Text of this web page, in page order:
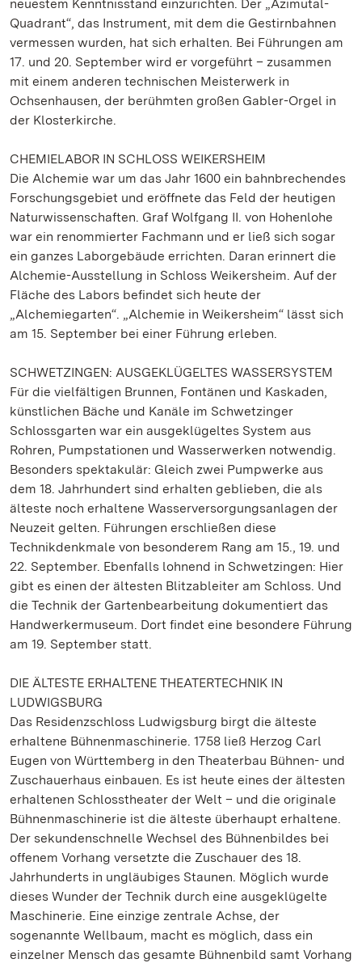
neuestem Kenntnisstand einzurichten. Der „Azimutal-
Quadrant“, das Instrument, mit dem die Gestirnbahnen
vermessen wurden, hat sich erhalten. Bei Führungen am
17. und 20. September wird er vorgeführt – zusammen
mit einem anderen technischen Meisterwerk in
Ochsenhausen, der berühmten großen Gabler-Orgel in
der Klosterkirche.
CHEMIELABOR IN SCHLOSS WEIKERSHEIM
Die Alchemie war um das Jahr 1600 ein bahnbrechendes
Forschungsgebiet und eröffnete das Feld der heutigen
Naturwissenschaften. Graf Wolfgang II. von Hohenlohe
war ein renommierter Fachmann und er ließ sich sogar
ein ganzes Laborgebäude errichten. Daran erinnert die
Alchemie-Ausstellung in Schloss Weikersheim. Auf der
Fläche des Labors befindet sich heute der
„Alchemiegarten“. „Alchemie in Weikersheim“ lässt sich
am 15. September bei einer Führung erleben.
SCHWETZINGEN: AUSGEKLÜGELTES WASSERSYSTEM
Für die vielfältigen Brunnen, Fontänen und Kaskaden,
künstlichen Bäche und Kanäle im Schwetzinger
Schlossgarten war ein ausgeklügeltes System aus
Rohren, Pumpstationen und Wasserwerken notwendig.
Besonders spektakulär: Gleich zwei Pumpwerke aus
dem 18. Jahrhundert sind erhalten geblieben, die als
älteste noch erhaltene Wasserversorgungsanlagen der
Neuzeit gelten. Führungen erschließen diese
Technikdenkmale von besonderem Rang am 15., 19. und
22. September. Ebenfalls lohnend in Schwetzingen: Hier
gibt es einen der ältesten Blitzableiter am Schloss. Und
die Technik der Gartenbearbeitung dokumentiert das
Handwerkermuseum. Dort findet eine besondere Führung
am 19. September statt.
DIE ÄLTESTE ERHALTENE THEATERTECHNIK IN
LUDWIGSBURG
Das Residenzschloss Ludwigsburg birgt die älteste
erhaltene Bühnenmaschinerie. 1758 ließ Herzog Carl
Eugen von Württemberg in den Theaterbau Bühnen- und
Zuschauerhaus einbauen. Es ist heute eines der ältesten
erhaltenen Schlosstheater der Welt – und die originale
Bühnenmaschinerie ist die älteste überhaupt erhaltene.
Der sekundenschnelle Wechsel des Bühnenbildes bei
offenem Vorhang versetzte die Zuschauer des 18.
Jahrhunderts in ungläubiges Staunen. Möglich wurde
dieses Wunder der Technik durch eine ausgeklügelte
Maschinerie. Eine einzige zentrale Achse, der
sogenannte Wellbaum, macht es möglich, dass ein
einzelner Mensch das gesamte Bühnenbild samt Vorhang